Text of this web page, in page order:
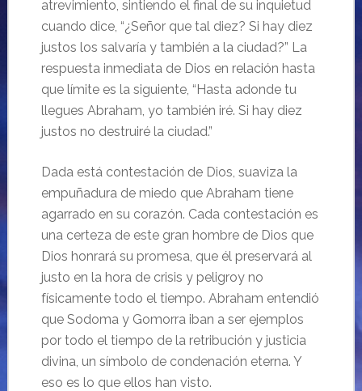
atrevimiento, sintiendo el final de su inquietud
cuando dice, “¿Señor que tal diez? Si hay diez
justos los salvaría y también a la ciudad?” La
respuesta inmediata de Dios en relación hasta
que límite es la siguiente, “Hasta adonde tu
llegues Abraham, yo también iré. Si hay diez
justos no destruiré la ciudad.”
Dada está contestación de Dios, suaviza la
empuñadura de miedo que Abraham tiene
agarrado en su corazón. Cada contestación es
una certeza de este gran hombre de Dios que
Dios honrará su promesa, que él preservará al
justo en la hora de crisis y peligroy no
físicamente todo el tiempo. Abraham entendió
que Sodoma y Gomorra iban a ser ejemplos
por todo el tiempo de la retribución y justicia
divina, un símbolo de condenación eterna. Y
eso es lo que ellos han visto.